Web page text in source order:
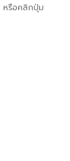
หรือคลิกปุ่ม